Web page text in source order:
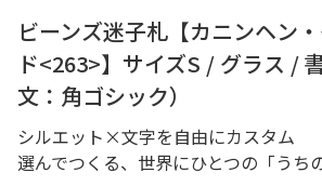
ビーンズ迷子札【カニンヘン
ド<263>】サイズS / グラス /
文：角ゴシック）
シルエット×文字を自由にカスタム
選んでつくる、世界にひとつの「うち